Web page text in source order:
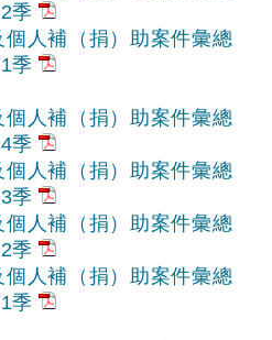
季
個人補（捐）助案件彙總
季
個人補（捐）助案件彙總
季
個人補（捐）助案件彙總
季
個人補（捐）助案件彙總
季
個人補（捐）助案件彙總
季